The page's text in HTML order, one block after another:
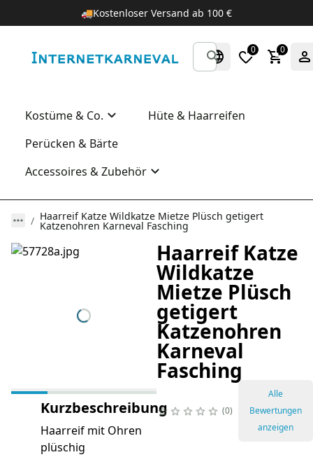
🚚Kostenloser Versand ab 100 €
0 0
Kostüme & Co.
Hüte & Haarreifen
Perücken & Bärte
Accessoires & Zubehör
Haarreif Katze Wildkatze Mietze Plüsch getigert
Katzenohren Karneval Fasching
Kurzbeschreibung
Haarreif mit Ohren
plüschig
Haarreif Katze
Wildkatze
Mietze Plüsch
getigert
Katzenohren
Karneval
Fasching
0
Alle
Bewertungen
anzeigen